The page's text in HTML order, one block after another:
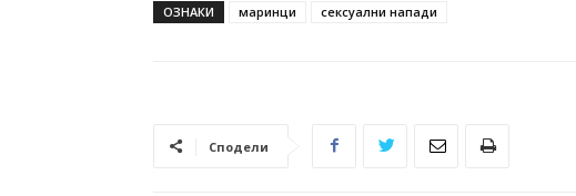
ОЗНАКИ маринци сексуални напади
Сподели